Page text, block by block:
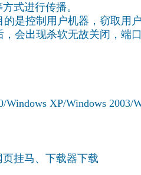
式进行传播。
是控制用户机器，窃取用
会出现杀软无故关闭，端
Windows XP/Windows 2003/
挂马、下载器下载